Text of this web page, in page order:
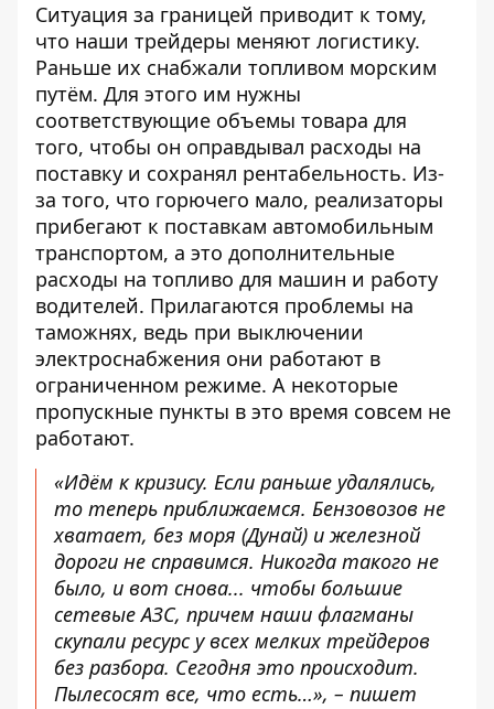
Ситуация за границей приводит к тому,
что наши трейдеры меняют логистику.
Раньше их снабжали топливом морским
путём. Для этого им нужны
соответствующие объемы товара для
того, чтобы он оправдывал расходы на
поставку и сохранял рентабельность. Из-
за того, что горючего мало, реализаторы
прибегают к поставкам автомобильным
транспортом, а это дополнительные
расходы на топливо для машин и работу
водителей. Прилагаются проблемы на
таможнях, ведь при выключении
электроснабжения они работают в
ограниченном режиме. А некоторые
пропускные пункты в это время совсем не
работают.
«Идём к кризису. Если раньше удалялись,
то теперь приближаемся. Бензовозов не
хватает, без моря (Дунай) и железной
дороги не справимся. Никогда такого не
было, и вот снова... чтобы большие
сетевые АЗС, причем наши флагманы
скупали ресурс у всех мелких трейдеров
без разбора. Сегодня это происходит.
Пылесосят все, что есть…», – пишет